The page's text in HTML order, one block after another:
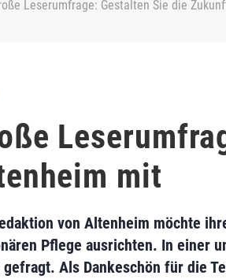
Leserumfrage: Gestalten Sie die
mit
von Altenheim möchte
Pflege ausrichten. In einer
Als Dankeschön für die